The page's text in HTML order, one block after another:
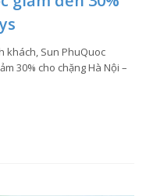
khách, Sun PhuQuoc
30% cho chặng Hà Nội –